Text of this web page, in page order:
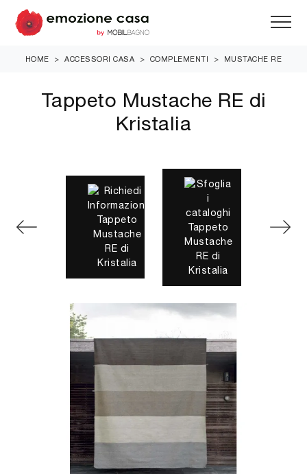
HOME > ACCESSORI CASA > COMPLEMENTI > MUSTACHE RE
Tappeto Mustache RE di
Kristalia